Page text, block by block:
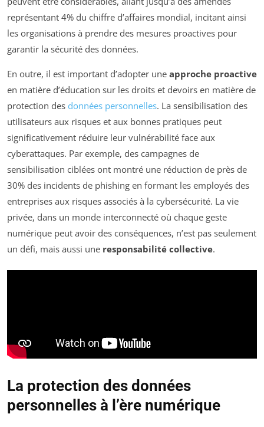
représentant 4% du chiffre d’affaires mondial, incitant ainsi
les organisations à prendre des mesures proactives pour
garantir la sécurité des données.
En outre, il est important d’adopter une approche proactive
en matière d’éducation sur les droits et devoirs en matière de
protection des données personnelles. La sensibilisation des
utilisateurs aux risques et aux bonnes pratiques peut
significativement réduire leur vulnérabilité face aux
cyberattaques. Par exemple, des campagnes de
sensibilisation ciblées ont montré une réduction de près de
30% des incidents de phishing en formant les employés des
entreprises aux risques associés à la cybersécurité. La vie
privée, dans un monde interconnecté où chaque geste
numérique peut avoir des conséquences, n’est pas seulement
un défi, mais aussi une responsabilité collective.
La protection des données
personnelles à l’ère numérique